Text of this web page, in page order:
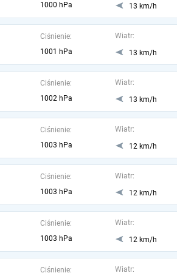
1000 hPa
13 km/h
Ciśnienie:
1001 hPa
Wiatr:
13 km/h
Ciśnienie:
1002 hPa
Wiatr:
13 km/h
Ciśnienie:
1003 hPa
Wiatr:
12 km/h
Ciśnienie:
1003 hPa
Wiatr:
12 km/h
Ciśnienie:
1003 hPa
Wiatr:
12 km/h
Ciśnienie:
Wiatr: